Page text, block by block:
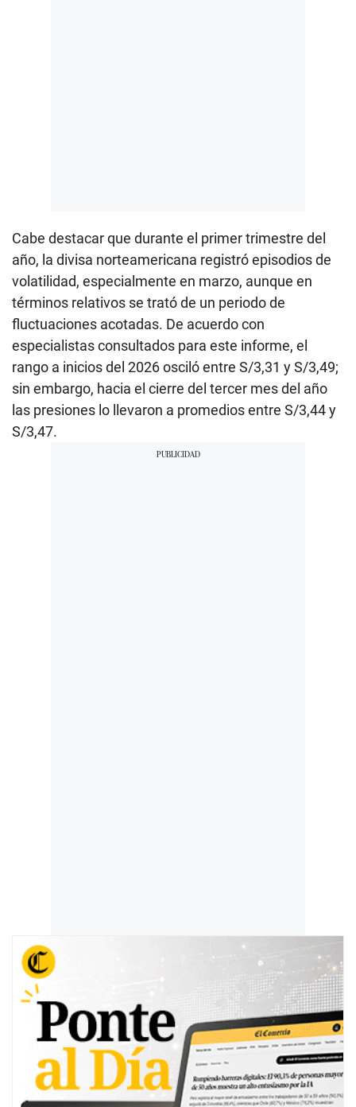
Cabe destacar que durante el primer trimestre del
año, la divisa norteamericana registró episodios de
volatilidad, especialmente en marzo, aunque en
términos relativos se trató de un periodo de
fluctuaciones acotadas. De acuerdo con
especialistas consultados para este informe, el
rango a inicios del 2026 osciló entre S/3,31 y S/3,49;
sin embargo, hacia el cierre del tercer mes del año
las presiones lo llevaron a promedios entre S/3,44 y
S/3,47.